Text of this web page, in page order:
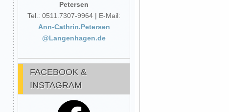
Petersen
Tel.: 0511.7307-9964 | E-Mail:
Ann-Cathrin.Petersen
@Langenhagen.de
FACEBOOK &
INSTAGRAM